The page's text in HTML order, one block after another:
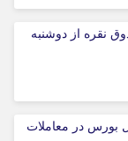
نقره از دوشنبه
کل بورس در معاملات